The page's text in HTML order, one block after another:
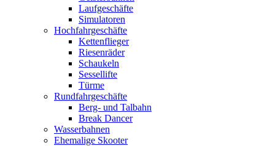
Laufgeschäfte
Simulatoren
Hochfahrgeschäfte
Kettenflieger
Riesenräder
Schaukeln
Sessellifte
Türme
Rundfahrgeschäfte
Berg- und Talbahn
Break Dancer
Wasserbahnen
Ehemalige Skooter